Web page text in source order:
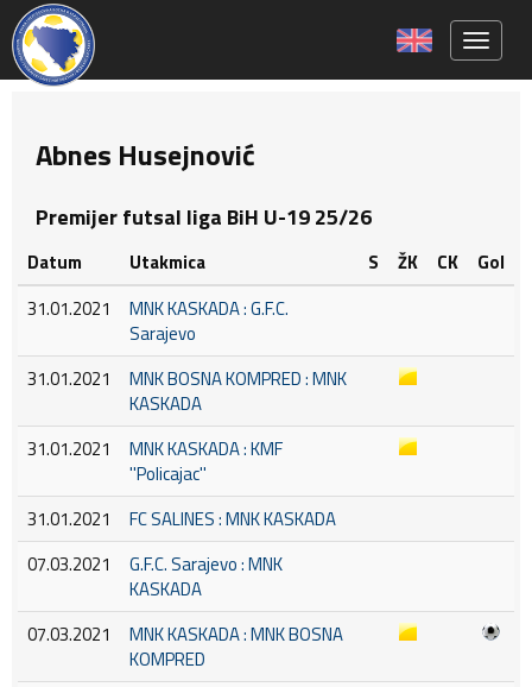
Abnes Husejnović
Premijer futsal liga BiH U-19 25/26
Datum Utakmica S ŽK CK
Gol
31.01.2021
MNK KASKADA : G.F.C.
Sarajevo
31.01.2021
MNK BOSNA KOMPRED : MNK
KASKADA
31.01.2021
MNK KASKADA : KMF
''Policajac''
31.01.2021
FC SALINES : MNK KASKADA
07.03.2021
G.F.C. Sarajevo : MNK
KASKADA
07.03.2021
MNK KASKADA : MNK BOSNA
KOMPRED